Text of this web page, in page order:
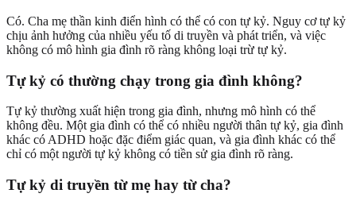
Có. Cha mẹ thần kinh điển hình có thể có con tự kỷ. Nguy cơ tự kỷ
chịu ảnh hưởng của nhiều yếu tố di truyền và phát triển, và việc
không có mô hình gia đình rõ ràng không loại trừ tự kỷ.
Tự kỷ có thường chạy trong gia đình không?
Tự kỷ thường xuất hiện trong gia đình, nhưng mô hình có thể
không đều. Một gia đình có thể có nhiều người thân tự kỷ, gia đình
khác có ADHD hoặc đặc điểm giác quan, và gia đình khác có thể
chỉ có một người tự kỷ không có tiền sử gia đình rõ ràng.
Tự kỷ di truyền từ mẹ hay từ cha?